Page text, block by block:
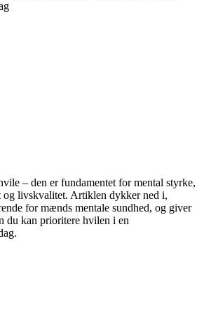
– den er fundamentet for mental styrke,
og livskvalitet. Artiklen dykker ned i,
for mænds mentale sundhed, og giver
du kan prioritere hvilen i en